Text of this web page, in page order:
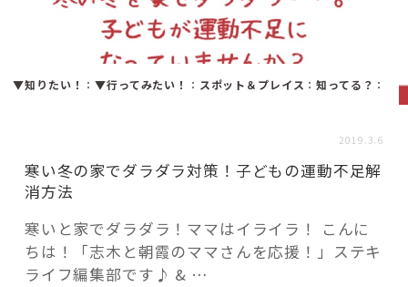
「場」
HAREL HAREL
活用事例
「モノ」
fleXe リノベ事例
▼知りたい！ ：▼行ってみたい！ ： スポット＆プレイス ：知ってる？ ：
2019.3.6
寒い冬の家でダラダラ対策！子どもの運動不足解
消方法
寒いと家でダラダラ！ママはイライラ！ こんに
ちは！「志木と朝霞のママさんを応援！」ステキ
ライフ編集部です♪ & …